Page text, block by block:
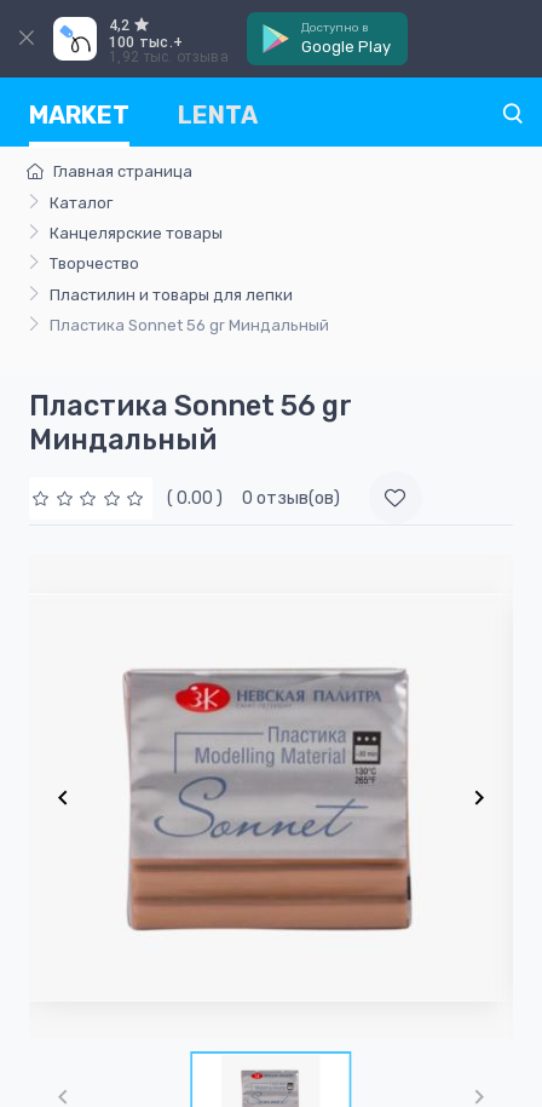
4,2
100 тыс.+
1,92 тыс. отзыва
Доступно в
Google Play
MARKET LENTA
Главная страница
Каталог
Канцелярские товары
Творчество
Пластилин и товары для лепки
Пластика Sonnet 56 gr Миндальный
Пластика Sonnet 56 gr
Миндальный
( 0.00 ) 0 отзыв(ов)